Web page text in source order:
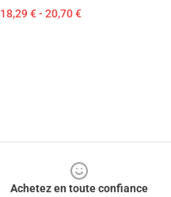
18,29 € - 20,70 €
Achetez en toute confiance